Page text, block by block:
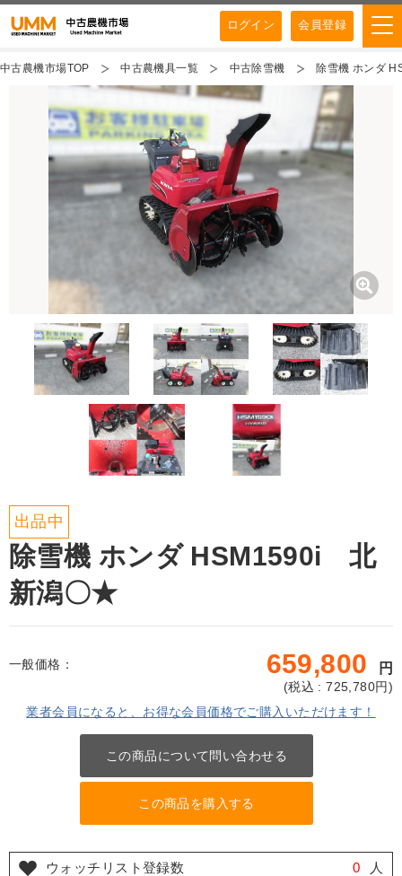
ログイン 会員登録
中古農機市場TOP 中古農機具一覧 中古除雪機 除雪機 ホンダ
出品中
除雪機 ホンダ HSM1590i 北
新潟〇★
一般価格： 659,800 円
(税込 : 725,780円)
業者会員になると、お得な会員価格でご購入いただけます！
この商品について問い合わせる
この商品を購入する
ウォッチリスト登録数 0 人